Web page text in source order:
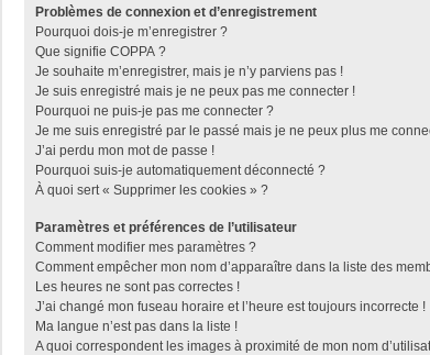
Problèmes de connexion et d’enregistrement
Pourquoi dois-je m’enregistrer ?
Que signifie COPPA ?
Je souhaite m’enregistrer, mais je n’y parviens pas !
Je suis enregistré mais je ne peux pas me connecter !
Pourquoi ne puis-je pas me connecter ?
Je me suis enregistré par le passé mais je ne peux plus me
J’ai perdu mon mot de passe !
Pourquoi suis-je automatiquement déconnecté ?
À quoi sert « Supprimer les cookies » ?
Paramètres et préférences de l’utilisateur
Comment modifier mes paramètres ?
Comment empêcher mon nom d’apparaître dans la liste des
Les heures ne sont pas correctes !
J’ai changé mon fuseau horaire et l’heure est toujours incorrecte !
Ma langue n’est pas dans la liste !
A quoi correspondent les images à proximité de mon nom